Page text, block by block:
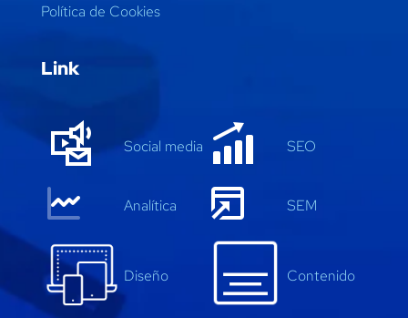
Política de Cookies
Link
Social media SEO
Analítica SEM
Diseño Contenido